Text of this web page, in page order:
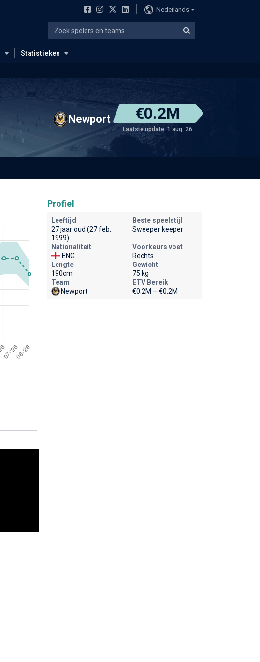
Nederlands
Statistieken
Newport €0.2M
Laatste update: 1 aug. 26
Profiel
Leeftijd
27 jaar oud (27 feb.
1999)
Beste speelstijl
Sweeper keeper
Nationaliteit
ENG
Voorkeurs voet
Rechts
Lengte
190cm
Gewicht
75 kg
Team
Newport
ETV Bereik
€0.2M – €0.2M